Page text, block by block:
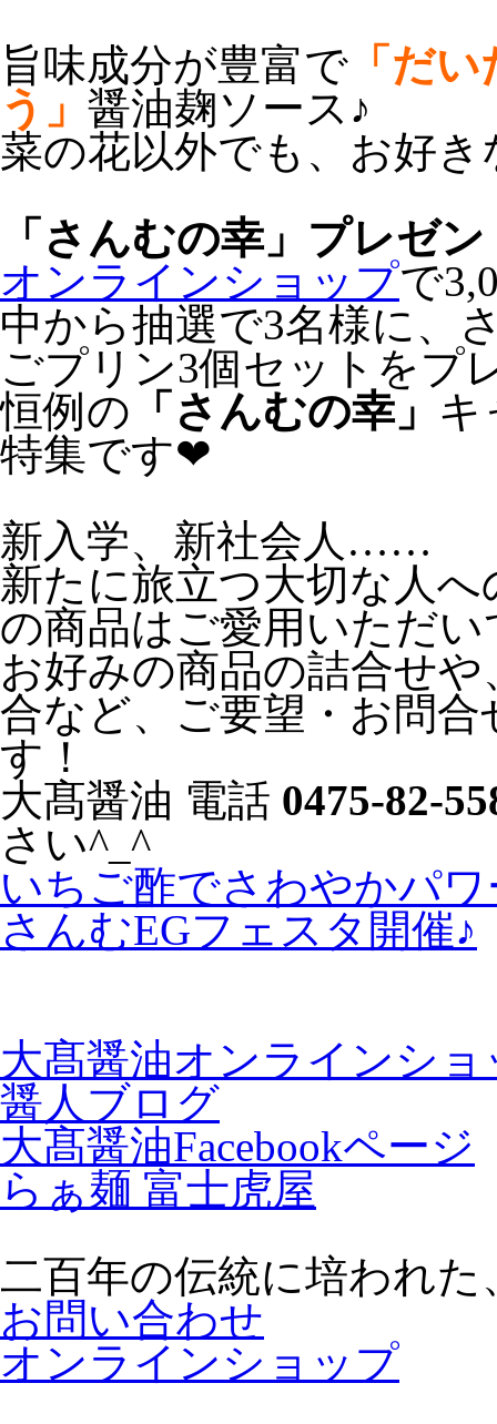
旨味成分が豊富で 「だ
う」 醤油麹ソース♪
菜の花以外でも、お好
「さんむの幸」プレゼ
オンラインショップで
中から抽選で3名様に、
ごプリン3個セットをプ
恒例の 「さんむの幸」 キ
特集です❤︎
新入学、新社会人……
新たに旅立つ大切な人
の商品はご愛用いただ
お好みの商品の詰合せ
合など、ご要望・お問
す！
大髙醤油 電話 0475-82-
さい^_^
いちご酢でさわやかパワ
さんむEGフェスタ開催♪
大髙醤油オンラインショ
醤人ブログ
大髙醤油Facebookページ
らぁ麺 富士虎屋
二百年の伝統に培われ
お問い合わせ
オンラインショップ